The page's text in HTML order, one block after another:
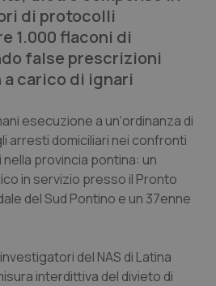
di protocolli
1.000 flaconi di
false prescrizioni
carico di ignari
esecuzione a un‘ordinanza di
arresti domiciliari nei confronti
provincia pontina: un
in servizio presso il Pronto
del Sud Pontino e un 37enne
del NAS di Latina
interdittiva del divieto di